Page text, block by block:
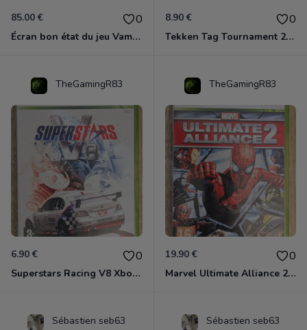
85.00 € 0
Écran bon état du jeu Vampire et livre de règles « la mascarade » état d’usage
8.90 € 0
Tekken Tag Tournament 2 Xbox 360
TheGamingR83
6.90 € 0
Superstars Racing V8 Xbox 360
TheGamingR83
19.90 € 0
Marvel Ultimate Alliance 2 Xbox 360
Sébastien seb63 Sébastien seb63